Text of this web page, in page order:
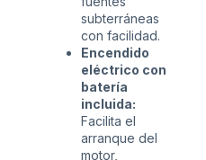
subterráneas
con facilidad.
Encendido
eléctrico con
batería
incluida:
Facilita el
arranque del
motor,